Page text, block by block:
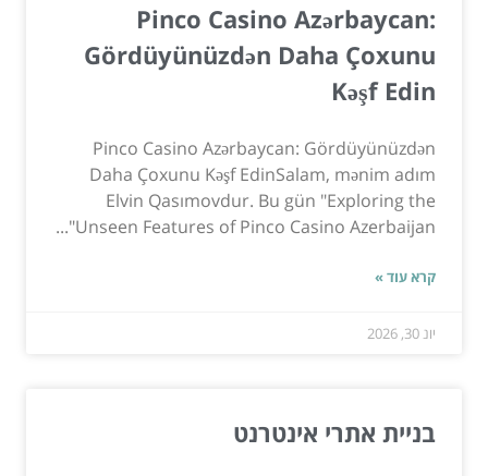
Pinco Casino Azərbaycan:
Gördüyünüzdən Daha Çoxunu
Kəşf Edin
Pinco Casino Azərbaycan: Gördüyünüzdən
Daha Çoxunu Kəşf EdinSalam, mənim adım
Elvin Qasımovdur. Bu gün "Exploring the
Unseen Features of Pinco Casino Azerbaijan"...
קרא עוד »
יונ 30, 2026
בניית אתרי אינטרנט